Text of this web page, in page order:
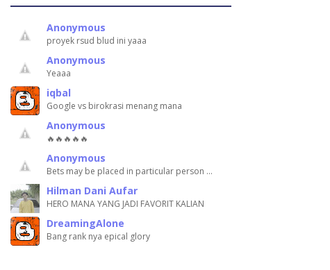
Anonymous
proyek rsud blud ini yaaa
Anonymous
Yeaaa
iqbal
Google vs birokrasi menang mana
Anonymous
🔥🔥🔥🔥🔥
Anonymous
Bets may be placed in particular person …
Hilman Dani Aufar
HERO MANA YANG JADI FAVORIT KALIAN
DreamingAlone
Bang rank nya epical glory